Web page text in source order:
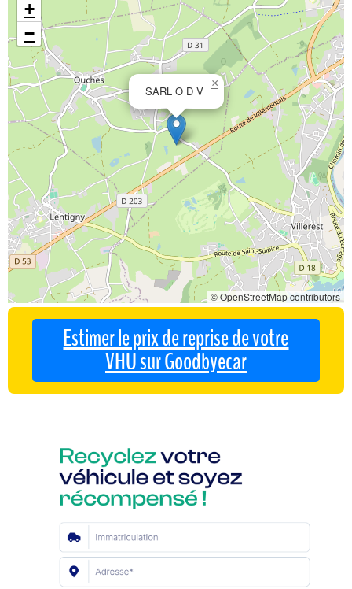
SARL O D V
×
+
−
© OpenStreetMap contributors
Estimer le prix de reprise de votre
VHU sur Goodbyecar